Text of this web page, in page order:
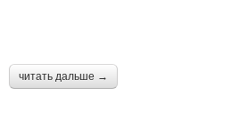
читать дальше →